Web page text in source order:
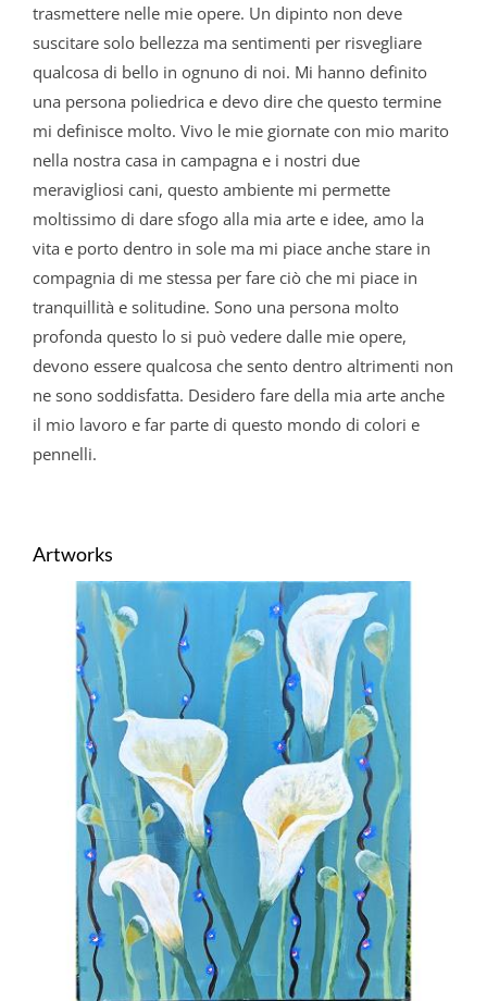
trasmettere nelle mie opere. Un dipinto non deve
suscitare solo bellezza ma sentimenti per risvegliare
qualcosa di bello in ognuno di noi. Mi hanno definito
una persona poliedrica e devo dire che questo termine
mi definisce molto. Vivo le mie giornate con mio marito
nella nostra casa in campagna e i nostri due
meravigliosi cani, questo ambiente mi permette
moltissimo di dare sfogo alla mia arte e idee, amo la
vita e porto dentro in sole ma mi piace anche stare in
compagnia di me stessa per fare ciò che mi piace in
tranquillità e solitudine. Sono una persona molto
profonda questo lo si può vedere dalle mie opere,
devono essere qualcosa che sento dentro altrimenti non
ne sono soddisfatta. Desidero fare della mia arte anche
il mio lavoro e far parte di questo mondo di colori e
pennelli.
Artworks